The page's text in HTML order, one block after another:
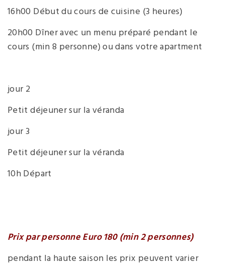
16h00 Début du cours de cuisine (3 heures)
20h00 Dîner avec un menu préparé pendant le
cours (min 8 personne) ou dans votre apartment
jour 2
Petit déjeuner sur la véranda
jour 3
Petit déjeuner sur la véranda
10h Départ
Prix ​​par personne Euro 180 (min 2 personnes)
pendant la haute saison les prix peuvent varier